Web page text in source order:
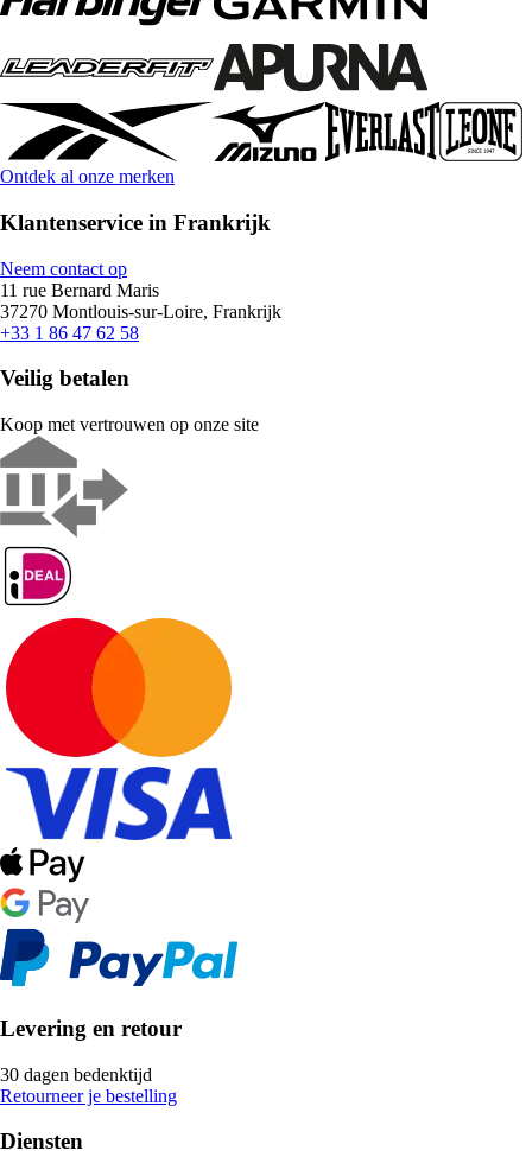
Ontdek al onze merken
Klantenservice in Frankrijk
Neem contact op
11 rue Bernard Maris
37270 Montlouis-sur-Loire, Frankrijk
+33 1 86 47 62 58
Veilig betalen
Koop met vertrouwen op onze site
Levering en retour
30 dagen bedenktijd
Retourneer je bestelling
Diensten